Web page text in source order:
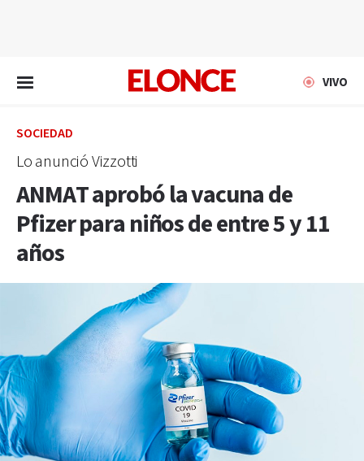
VIVO
SOCIEDAD
Lo anunció Vizzotti
ANMAT aprobó la vacuna de
Pfizer para niños de entre 5 y 11
años